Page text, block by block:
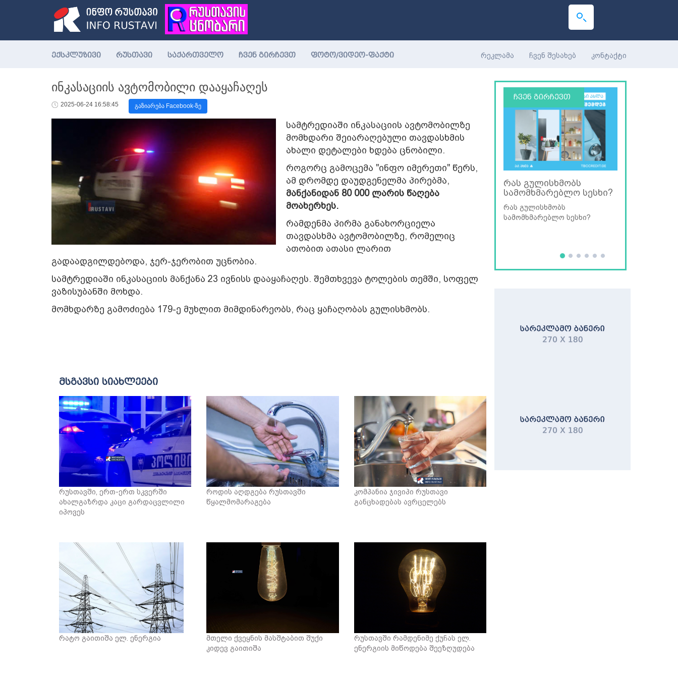
ექსკლუზივი რუსთავი საქართველო ჩვენ გირჩევთ ფოტო/ვიდეო-ფაქტი რეკლამა ჩვენ შესახებ კონტაქტი
ინკასაციის ავტომობილი დააყაჩაღეს
2025-06-24 16:58:45 გაზიარება Facebook-ზე
სამტრედიაში ინკასაციის ავტომობილზე
მომხდარი შეიარაღებული თავდასხმის
ახალი დეტალები ხდება ცნობილი.
როგორც გამოცემა "ინფო იმერეთი" წერს,
ამ დრომდე დაუდგენელმა პირებმა,
მანქანიდან 80 000 ლარის წაღება
მოახერხეს.
რამდენმა პირმა განახორციელა
თავდასხმა ავტომობილზე, რომელიც
ათობით ათასი ლარით
გადაადგილდებოდა, ჯერ-ჯერობით უცნობია.
სამტრედიაში ინკასაციის მანქანა 23 ივნისს დააყაჩაღეს. შემთხვევა ტოლების თემში, სოფელ
ვაზისუბანში მოხდა.
მომხდარზე გამოძიება 179-ე მუხლით მიმდინარეობს, რაც ყაჩაღობას გულისხმობს.
მსგავსი სიახლეები
რუსთავში, ერთ-ერთ სკვერში
ახალგაზრდა კაცი გარდაცვლილი
იპოვეს
როდის აღდგება რუსთავში
წყალმომარაგება
კომპანია ჯივიპი რუსთავი
განცხადებას ავრცელებს
რატო გაითიშა ელ. ენერგია
მთელი ქვეყნის მასშტაბით შუქი
კიდევ გაითიშა
რუსთავში რამდენიმე ქუჩას ელ.
ენერგიის მიწოდება შეეზღუდება
ჩვენ გირჩევთ
რას გულისხმობს
სამომხმარებლო სესხი?
რას გულისხმობს
სამომხმარებლო სესხი?